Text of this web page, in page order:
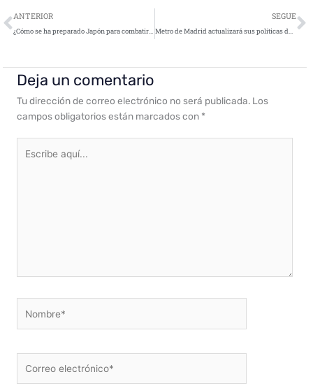
Ant
ANTERIOR
¿Cómo se ha preparado Japón para combatir los ciberataques durante los Juegos Olímpicos?
SEGUE
Metro de Madrid actualizará sus políticas de ciberseguridad
Deja un comentario
Tu dirección de correo electrónico no será publicada. Los
campos obligatorios están marcados con *
aquí...
electrónico*